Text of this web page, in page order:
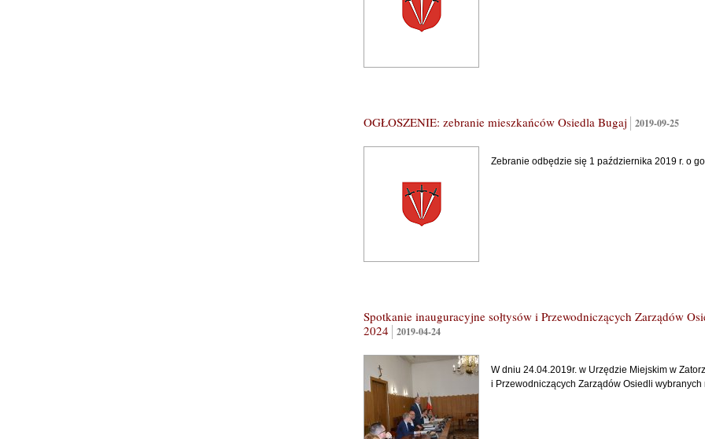
OGŁOSZENIE: zebranie mieszkańców Osiedla Bugaj 2019-09-25
Zebranie odbędzie się 1 października 2019 r. o
Spotkanie inauguracyjne sołtysów i Przewodniczących Zarządów
2024
2019-04-24
W dniu 24.04.2019r. w Urzędzie Miejskim w
i Przewodniczących Zarządów Osiedli